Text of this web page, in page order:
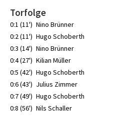
Torfolge
0:1 (11') Nino Brünner
0:2 (11') Hugo Schoberth
0:3 (14') Nino Brünner
0:4 (27') Kilian Müller
0:5 (42') Hugo Schoberth
0:6 (43') Julius Zimmer
0:7 (49') Hugo Schoberth
0:8 (56') Nils Schaller